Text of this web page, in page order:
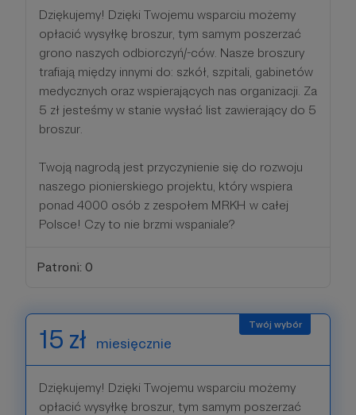
Dziękujemy! Dzięki Twojemu wsparciu możemy
opłacić wysyłkę broszur, tym samym poszerzać
grono naszych odbiorczyń/-ców. Nasze broszury
trafiają między innymi do: szkół, szpitali, gabinetów
medycznych oraz wspierających nas organizacji. Za
5 zł jesteśmy w stanie wysłać list zawierający do 5
broszur.
Twoją nagrodą jest przyczynienie się do rozwoju
naszego pionierskiego projektu, który wspiera
ponad 4000 osób z zespołem MRKH w całej
Polsce! Czy to nie brzmi wspaniale?
Patroni: 0
15 zł miesięcznie
Dziękujemy! Dzięki Twojemu wsparciu możemy
opłacić wysyłkę broszur, tym samym poszerzać